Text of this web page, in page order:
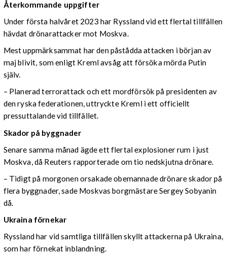
Återkommande uppgifter
Under första halvåret 2023 har Ryssland vid ett flertal tillfällen
hävdat drönarattacker mot Moskva.
Mest uppmärksammat har den påstådda attacken i början av
maj blivit, som enligt Kreml avsåg att försöka mörda Putin
själv.
– Planerad terrorattack och ett mordförsök på presidenten av
den ryska federationen, uttryckte Kreml i ett officiellt
pressuttalande vid tillfället.
Skador på byggnader
Senare samma månad ägde ett flertal explosioner rum i just
Moskva, då Reuters rapporterade om tio nedskjutna drönare.
– Tidigt på morgonen orsakade obemannade drönare skador på
flera byggnader, sade Moskvas borgmästare Sergey Sobyanin
då.
Ukraina förnekar
Ryssland har vid samtliga tillfällen skyllt attackerna på Ukraina,
som har förnekat inblandning.